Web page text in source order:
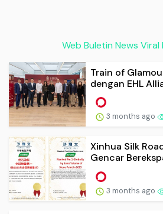
Web Buletin News
Train of
dengan EHL
3 months ago
Xinhua Silk
Gencar
3 months ago